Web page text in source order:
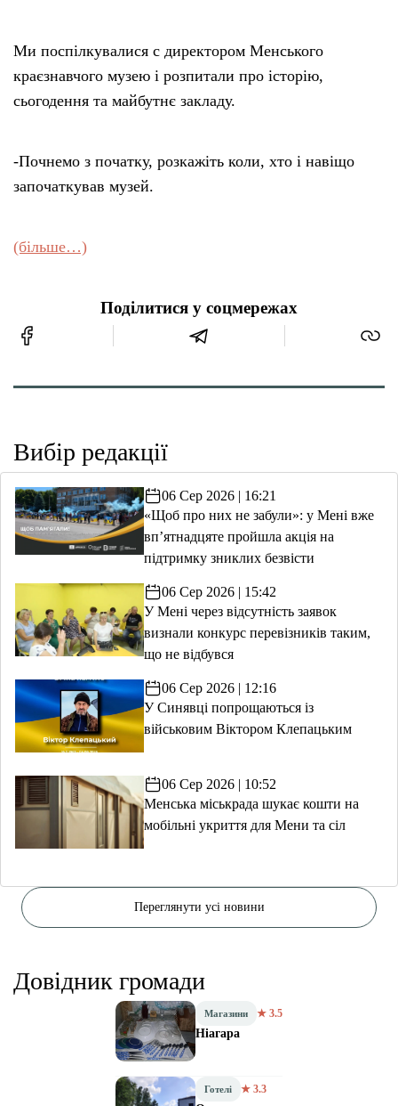
Ми поспілкувалися с директором Менського
краєзнавчого музею і розпитали про історію,
сьогодення та майбутнє закладу.
-Почнемо з початку, розкажіть коли, хто і навіщо
започаткував музей.
(більше…)
Поділитися у соцмережах
Вибір редакції
06 Сер 2026 | 16:21
«Щоб про них не забули»: у Мені вже
вп’ятнадцяте пройшла акція на
підтримку зниклих безвісти
06 Сер 2026 | 15:42
У Мені через відсутність заявок
визнали конкурс перевізників таким,
що не відбувся
06 Сер 2026 | 12:16
У Синявці попрощаються із
військовим Віктором Клепацьким
06 Сер 2026 | 10:52
Менська міськрада шукає кошти на
мобільні укриття для Мени та сіл
Переглянути усі новини
Довідник громади
Магазини ★ 3.5
Ніагара
Готелі ★ 3.3